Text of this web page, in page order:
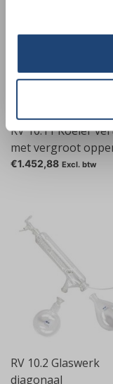
RV 10.11 Koeler
met vergroot
€1.452,88 Excl. btw
RV 10.2 Glaswerk
diagonaal